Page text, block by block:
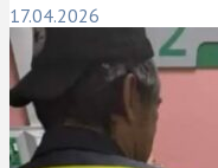
17.04.2026